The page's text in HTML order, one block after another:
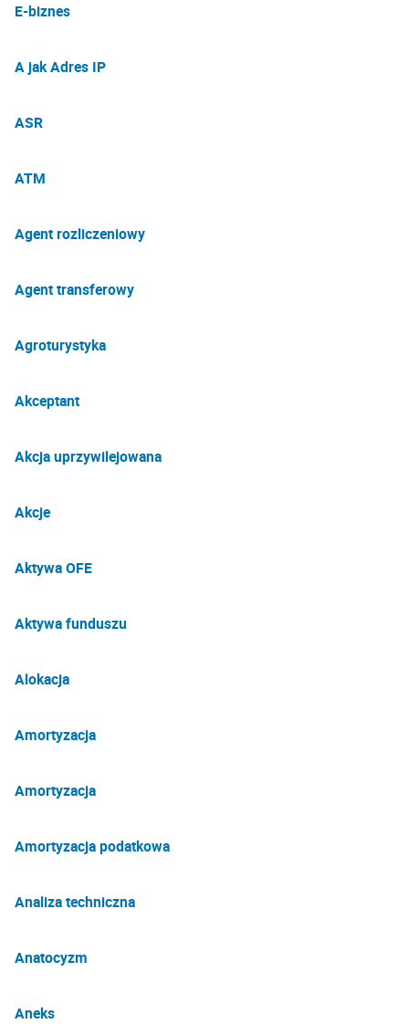
E-biznes
A jak Adres IP
ASR
ATM
Agent rozliczeniowy
Agent transferowy
Agroturystyka
Akceptant
Akcja uprzywilejowana
Akcje
Aktywa OFE
Aktywa funduszu
Alokacja
Amortyzacja
Amortyzacja
Amortyzacja podatkowa
Analiza techniczna
Anatocyzm
Aneks